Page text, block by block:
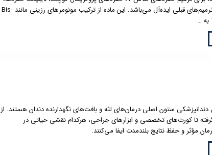
و تعمیرات جزئی ترمیم‌های قبلی ایده‌آل می‌باشد. این ماده از ترکیب مونومرهای رزینی مانند Bis-
دندانپزشکی ستون اصلی درمان‌های لثه و بافت‌های نگهدارنده دندان هستند. از
تا کورت‌های تخصصی و ابزارهای جراحی، هرکدام نقشی حیاتی در
مؤثر و حفظ نتایج بلندمدت ایفا می‌کنند.